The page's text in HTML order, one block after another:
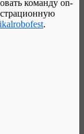
команду on-
.